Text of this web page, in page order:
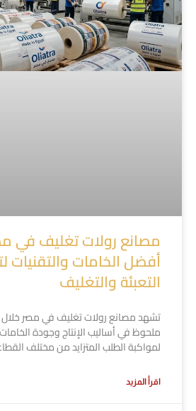
أفضل الخامات والتقنيات
التعبئة والتغليف
ملحوظ في أساليب الإنتاج وجودة
لمواكبة الطلب المتزايد من مختلف
اقرأ المزيد